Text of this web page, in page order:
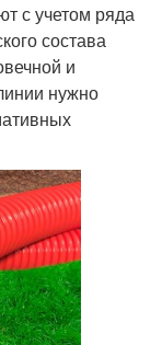
с учетом ряда
состава
и
нужно